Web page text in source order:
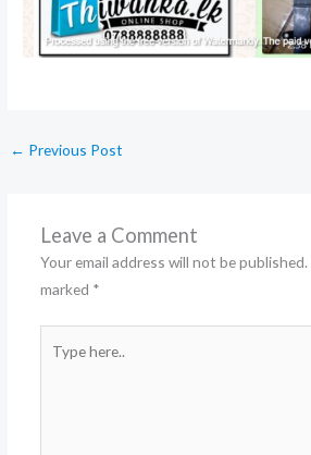
← Previous Post
Leave a Comment
Your email address will not be published.
marked *
here..